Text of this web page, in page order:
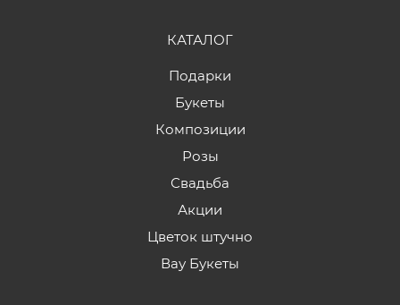
КАТАЛОГ
Подарки
Букеты
Композиции
Розы
Свадьба
Акции
Цветок штучно
Вау Букеты